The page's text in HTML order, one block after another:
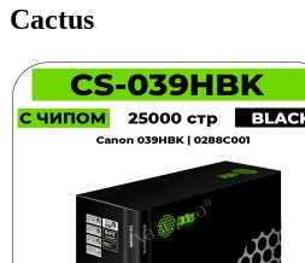
Cactus